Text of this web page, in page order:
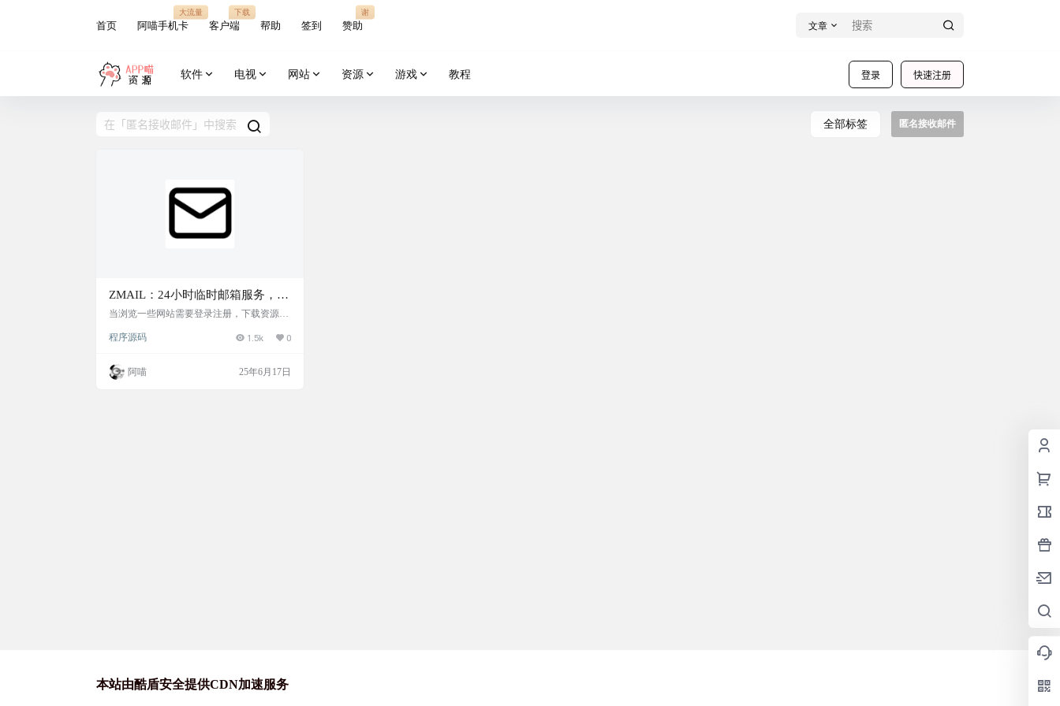
首页 阿喵手机卡
大流量
客户端
下载
帮助 签到 赞助
谢
文章
登录 快速注册
软件 电视 网站 资源 游戏 教程
全部标签 匿名接收邮件
ZMAIL：24小时临时邮箱服务，安
全、简单、即用即走
当浏览一些网站需要登录注册，下载资源需
真实邮箱时，有一个临时接收信息的邮箱就
小时临时邮箱服务，支持匿名接收邮件，不
支持发送邮件。旨在为用户提供安全、便捷
程序源码 1.5k 0
阿喵 25年6月17日
本站由酷盾安全提供CDN加速服务